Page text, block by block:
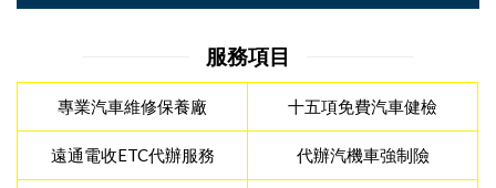
服務項目
專業汽車維修保養廠 十五項免費汽車健檢
遠通電收ETC代辦服務 代辦汽機車強制險